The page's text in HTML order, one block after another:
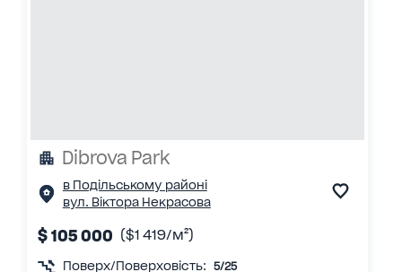
Dibrova Park
в Подільському районі
вул. Віктора Некрасова
$ 105 000 ($1 419/м²)
Поверх/Поверховість: 5/25